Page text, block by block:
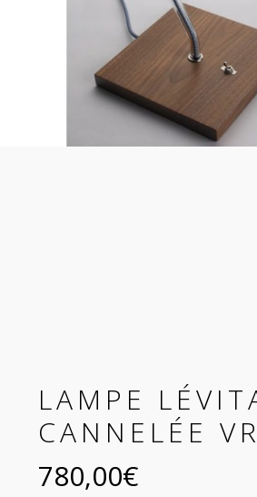
LAMPE
CANNELÉE
780,00€